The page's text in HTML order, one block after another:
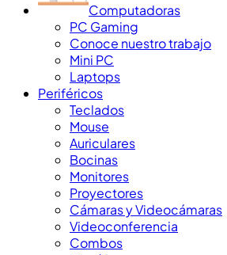
Computadoras
PC Gaming
Conoce nuestro trabajo
Mini PC
Laptops
Periféricos
Teclados
Mouse
Auriculares
Bocinas
Monitores
Proyectores
Cámaras y Videocámaras
Videoconferencia
Combos